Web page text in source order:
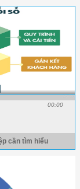
00:00
cần tìm hiểu